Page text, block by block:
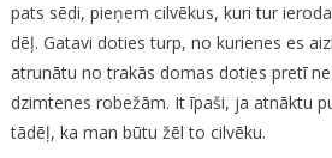
pats sēdi, pieņem cilvēkus, kuri tur
dēļ. Gatavi doties turp, no kurienes es
atrunātu no trakās domas doties pretī
dzimtenes robežām. It īpaši, ja atnāktu
tādēļ, ka man būtu žēl to cilvēku.